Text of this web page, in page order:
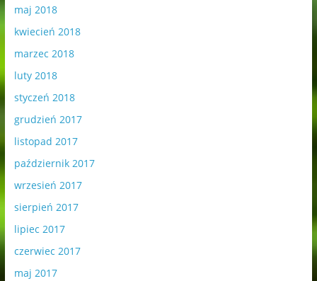
maj 2018
kwiecień 2018
marzec 2018
luty 2018
styczeń 2018
grudzień 2017
listopad 2017
październik 2017
wrzesień 2017
sierpień 2017
lipiec 2017
czerwiec 2017
maj 2017